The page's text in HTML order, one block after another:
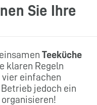
Sie Ihre
Teeküche
klaren Regeln
einfachen
jedoch ein